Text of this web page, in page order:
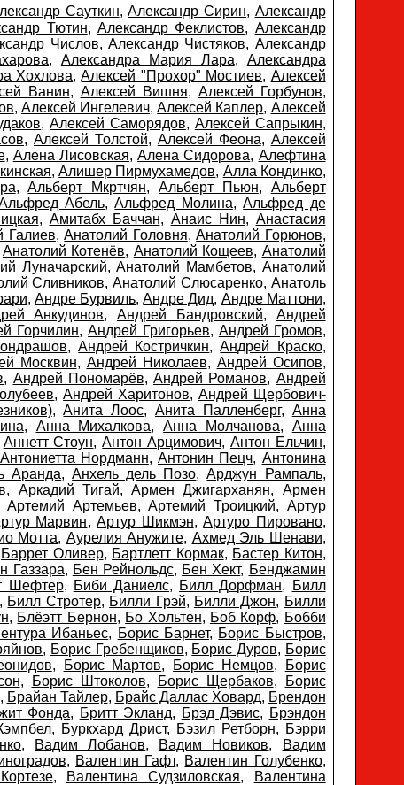
Сауткин,Александр Сирин, Александр
Тютин,Александр Феклистов, Александр
Числов,Александр Чистяков, Александр
, Александра Мария Лара, Александра
Хохлова,Алексей "Прохор" Мостиев, Алексей
Ванин, Алексей Вишня, Алексей Горбунов,
, Алексей Ингелевич,Алексей Каплер, Алексей
,Алексей Саморядов, Алексей Сапрыкин,
, Алексей Толстой, Алексей Феона, Алексей
, Алена Лисовская,Алена Сидорова, Алефтина
,Алишер Пирмухамедов, Алла Кондинко,
,Альберт Мкртчян,Альберт Пьюн, Альберт
Абель,Альфред Молина,Альфред де
, Амитабх Баччан, Анаис Нин, Анастасия
Галиев,Анатолий Головня,Анатолий Горюнов,
Анатолий Котенёв, Анатолий Кощеев, Анатолий
Луначарский,Анатолий Мамбетов, Анатолий
Сливников,Анатолий Слюсаренко, Анатоль
,Андре Бурвиль,Андре Дид, Андре Маттони,
Анкудинов, Андрей Бандровский, Андрей
Горчилин,Андрей Григорьев, Андрей Громов,
,Андрей Костричкин,Андрей Краско,
Москвин, Андрей Николаев, Андрей Осипов,
, Андрей Пономарёв, Андрей Романов, Андрей
,Андрей Харитонов, Андрей Щербович-
,Анита Лоос,Анита Палленберг, Анна
, Анна Михалкова,Анна Молчанова, Анна
Аннетт Стоун,Антон Арцимович, Антон Ельчин,
Антониетта Нордманн,Антонин Пецч, Антонина
Аранда,Анхель дель Позо,Арджун Рампаль,
, Аркадий Тигай, Армен Джигарханян, Армен
Артемий Артемьев,Артемий Троицкий, Артур
Марвин,Артур Шикмэн,Артуро Пировано,
Мотта, Аурелия Анужите, Ахмед Эль Шенави,
Баррет Оливер, Бартлетт Кормак, Бастер Китон,
Газзара, Бен Рейнольдс, Бен Хект, Бенджамин
Шефтер, Биби Даниелс, Билл Дорфман,
Билл
, Билл Стротер, Билли Грэй, Билли Джон, Билли
, Блёэтт Бернон, Бо Хольтен, Боб Корф, Бобби
Ибаньес, Борис Барнет, Борис Быстров,
, Борис Гребенщиков, Борис Дуров, Борис
, Борис Мартов, Борис Немцов,
Борис
, Борис Штоколов, Борис Щербаков,
Борис
, Брайан Тайлер, Брайс Даллас Ховард, Брендон
Фонда, Бритт Экланд, Брэд Дэвис, Брэндон
, Буркхард Дрист, Бэзил Ретборн, Бэрри
, Вадим Лобанов, Вадим Новиков,
Вадим
, Валентин Гафт, Валентин Голубенко,
, Валентина Судзиловская,
Валентина